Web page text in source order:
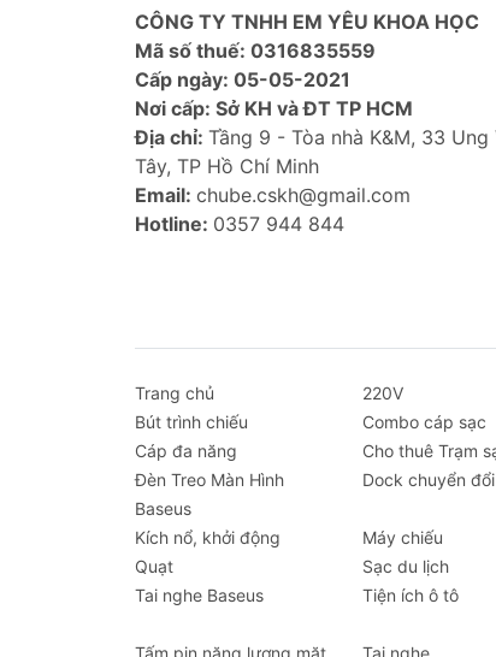
Tốc độ truyền: 480Mbps
CÔNG TY TNHH EM YÊU KHOA HỌC
Mã số thuế: 0316835559
Cấp ngày: 05-05-2021
Nơi cấp: Sở KH và ĐT TP HCM
Địa chỉ: Tầng 9 - Tòa nhà K&M, 33
Tây, TP Hồ Chí Minh
Email: chube.cskh@gmail.com
Hotline: 0357 944 844
Trang chủ 220V
Bút trình chiếu
Combo cáp sạc
Cáp đa năng
Cho thuê Trạm
Đèn Treo Màn Hình
Baseus
Dock chuyển đổi
Kích nổ, khởi động Máy chiếu
Quạt
Sạc du lịch
Tai nghe Baseus
Tiện ích ô tô
Tấm pin năng lượng mặt Tai nghe